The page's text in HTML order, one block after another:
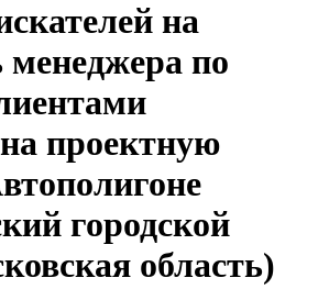
на
менеджера по
проектную
городской
область)